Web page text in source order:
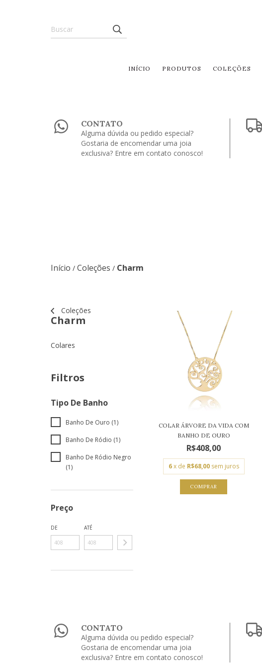
INÍCIO PRODUTOS COLEÇÕES
CONTATO
Alguma dúvida ou pedido especial?
Gostaria de encomendar uma joia
exclusiva? Entre em contato conosco!
Início / Coleções / Charm
Coleções
Charm
Colares
Filtros
Tipo De Banho
Banho De Ouro (1)
Banho De Ródio (1)
Banho De Ródio Negro
(1)
Preço
DE ATÉ
COLAR ÁRVORE DA VIDA COM
BANHO DE OURO
R$408,00
6x de R$68,00 sem juros
COMPRAR
CONTATO
Alguma dúvida ou pedido especial?
Gostaria de encomendar uma joia
exclusiva? Entre em contato conosco!